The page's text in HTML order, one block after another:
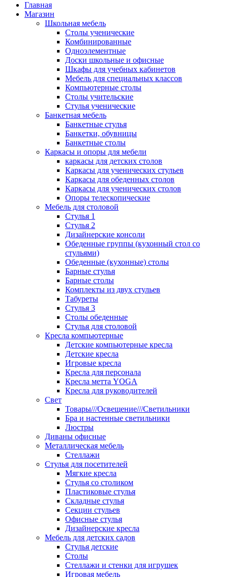
Главная
Магазин
Школьная мебель
Столы ученические
Комбинированные
Одноэлементные
Доски школьные и офисные
Шкафы для учебных кабинетов
Мебель для специальных классов
Компьютерные столы
Столы учительские
Стулья ученические
Банкетная мебель
Банкетные стулья
Банкетки, обувницы
Банкетные столы
Каркасы и опоры для мебели
каркасы для детских столов
Каркасы для ученических стульев
Каркасы для обеденных столов
Каркасы для ученических столов
Опоры телескопические
Мебель для столовой
Стулья 1
Стулья 2
Дизайнерские консоли
Обеденные группы (кухонный стол со
стульями)
Обеденные (кухонные) столы
Барные стулья
Барные столы
Комплекты из двух стульев
Табуреты
Стулья 3
Столы обеденные
Стулья для столовой
Кресла компьютерные
Детские компьютерные кресла
Детские кресла
Игровые кресла
Кресла для персонала
Кресла метта YOGA
Кресла для руководителей
Свет
Товары///Освещение///Светильники
Бра и настенные светильники
Люстры
Диваны офисные
Металлическая мебель
Стеллажи
Стулья для посетителей
Мягкие кресла
Стулья со столиком
Пластиковые стулья
Складные стулья
Секции стульев
Офисные стулья
Дизайнерские кресла
Мебель для детских садов
Стулья детские
Столы
Стеллажи и стенки для игрушек
Игровая мебель